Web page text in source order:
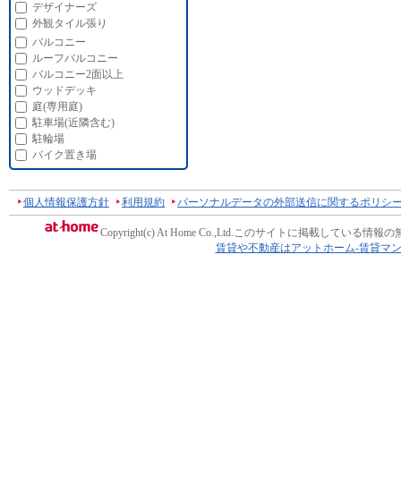
デザイナーズ
外観タイル張り
バルコニー
ルーフバルコニー
バルコニー2面以上
ウッドデッキ
庭(専用庭)
駐車場(近隣含む)
駐輪場
バイク置き場
個人情報保護方針 利用規約 パーソナルデータの外部送信に関するポリシ
Copyright(c) At Home Co.,Ltd.このサイトに掲載している情報の
賃貸や不動産はアットホーム-賃貸マ